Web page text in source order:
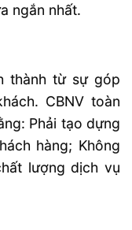
ngắn nhất.
thành từ sự góp
CBNV toàn
Phải tạo dựng
hàng; Không
lượng dịch vụ